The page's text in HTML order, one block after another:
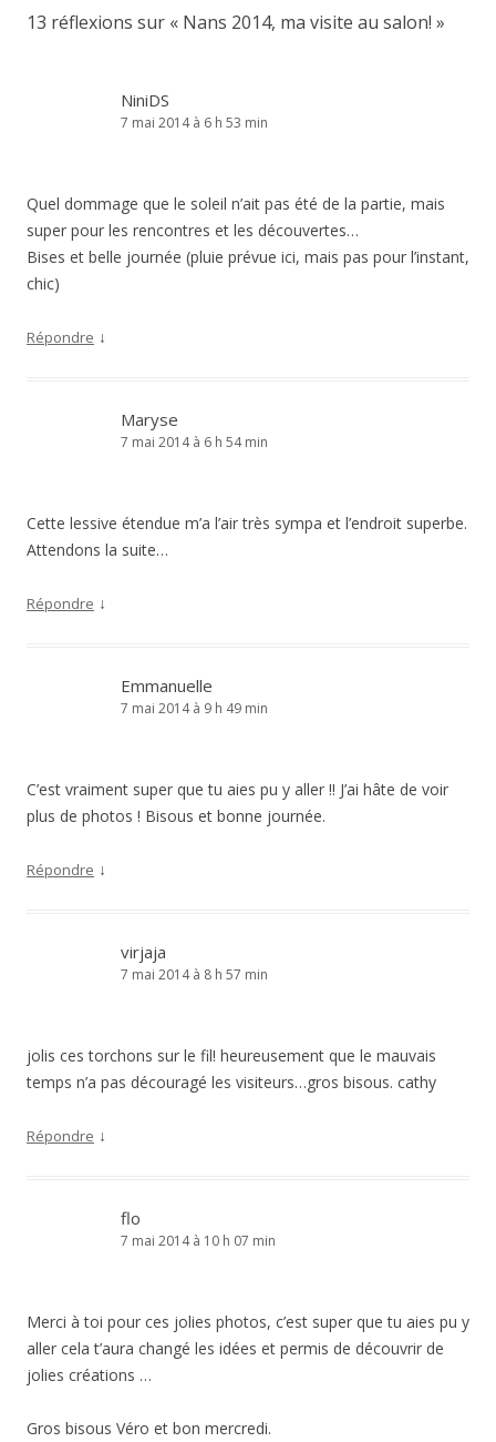
13 réflexions sur « Nans 2014, ma visite au salon! »
NiniDS
7 mai 2014 à 6 h 53 min
Quel dommage que le soleil n’ait pas été de la partie, mais
super pour les rencontres et les découvertes…
Bises et belle journée (pluie prévue ici, mais pas pour l’instant,
chic)
Répondre ↓
Maryse
7 mai 2014 à 6 h 54 min
Cette lessive étendue m’a l’air très sympa et l’endroit superbe.
Attendons la suite…
Répondre ↓
Emmanuelle
7 mai 2014 à 9 h 49 min
C’est vraiment super que tu aies pu y aller !! J’ai hâte de voir
plus de photos ! Bisous et bonne journée.
Répondre ↓
virjaja
7 mai 2014 à 8 h 57 min
jolis ces torchons sur le fil! heureusement que le mauvais
temps n’a pas découragé les visiteurs…gros bisous. cathy
Répondre ↓
flo
7 mai 2014 à 10 h 07 min
Merci à toi pour ces jolies photos, c’est super que tu aies pu y
aller cela t’aura changé les idées et permis de découvrir de
jolies créations …
Gros bisous Véro et bon mercredi.